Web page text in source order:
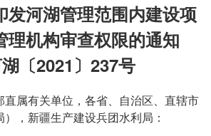
发河湖管理范围内建设项
理机构审查权限的通知
〔2021〕237号
直属有关单位，各省、自治区、直辖市
，新疆生产建设兵团水利局：